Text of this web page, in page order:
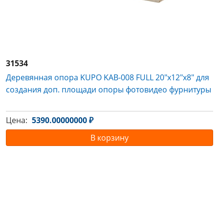
31534
Деревянная опора KUPO KAB-008 FULL 20"x12"x8" для
создания доп. площади опоры фотовидео фурнитуры
Цена: 5390.00000000 ₽
В корзину